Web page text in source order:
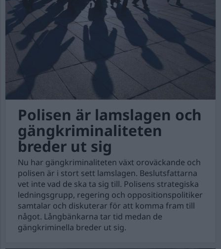
Polisen är lamslagen och
gängkriminaliteten
breder ut sig
Nu har gängkriminaliteten växt oroväckande och
polisen är i stort sett lamslagen. Beslutsfattarna
vet inte vad de ska ta sig till. Polisens strategiska
ledningsgrupp, regering och oppositionspolitiker
samtalar och diskuterar för att komma fram till
något. Långbänkarna tar tid medan de
gängkriminella breder ut sig.